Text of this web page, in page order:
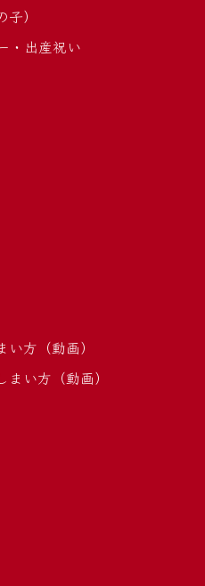
）
・出産祝い
方（動画）
い方（動画）